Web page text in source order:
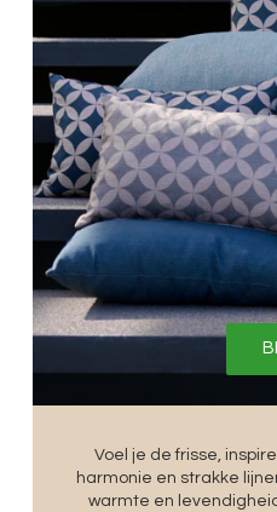
Voel je de frisse,
harmonie en strakke
warmte en